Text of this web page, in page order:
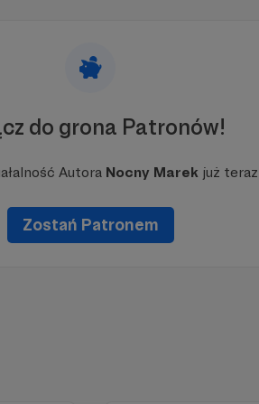
do grona Patronów!
Autora Nocny Marek już
Zostań Patronem